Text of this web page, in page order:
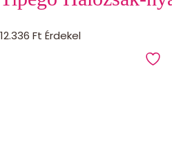
12.336 Ft Érdekel